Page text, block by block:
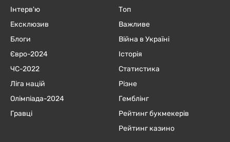
Інтерв'ю
Ексклюзив
Блоги
Євро-2024
ЧC-2022
Ліга націй
Олімпіада-2024
Гравці
Топ
Важливе
Війна в Україні
Історія
Статистика
Різне
Гемблінг
Рейтинг букмекерів
Рейтинг казино